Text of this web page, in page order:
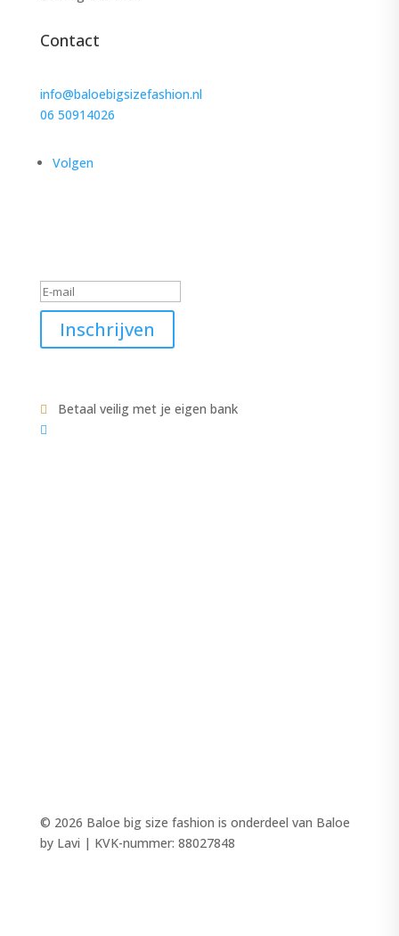
Contact
info@baloebigsizefashion.nl
06 50914026
Volgen
Inschrijven

Betaal veilig met je eigen bank

© 2026 Baloe big size fashion is onderdeel van Baloe
by Lavi | KVK-nummer: 88027848